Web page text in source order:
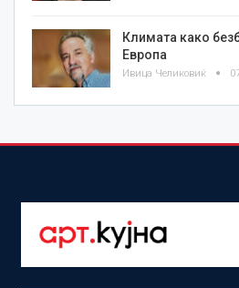
Климата како
Европа
Ивица Челиковиќ